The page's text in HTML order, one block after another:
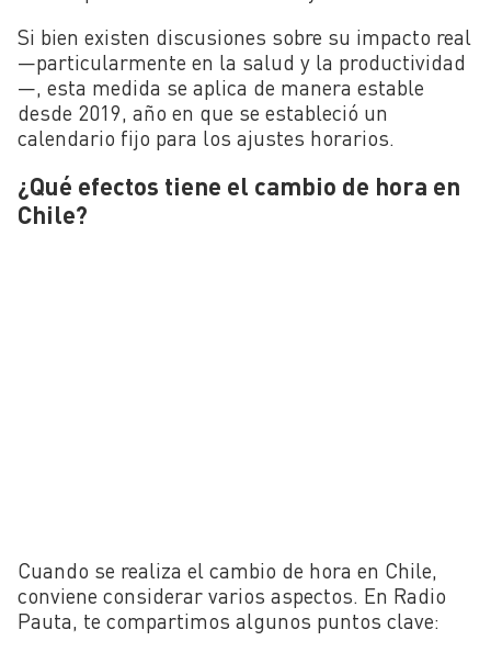
Si bien existen discusiones sobre su impacto real
—particularmente en la salud y la productividad
—, esta medida se aplica de manera estable
desde 2019, año en que se estableció un
calendario fijo para los ajustes horarios.
¿Qué efectos tiene el cambio de hora en
Chile?
Cuando se realiza el cambio de hora en Chile,
conviene considerar varios aspectos. En Radio
Pauta, te compartimos algunos puntos clave: